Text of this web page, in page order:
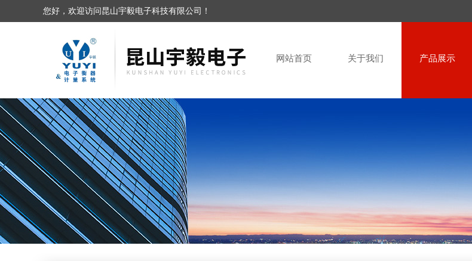
您好，欢迎访问昆山宇毅电子科技有限公司！
网站首页 关于我们 产品展示